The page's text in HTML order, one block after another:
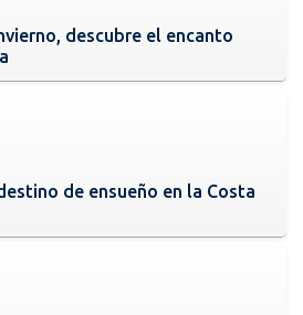
descubre el encanto
de ensueño en la Costa